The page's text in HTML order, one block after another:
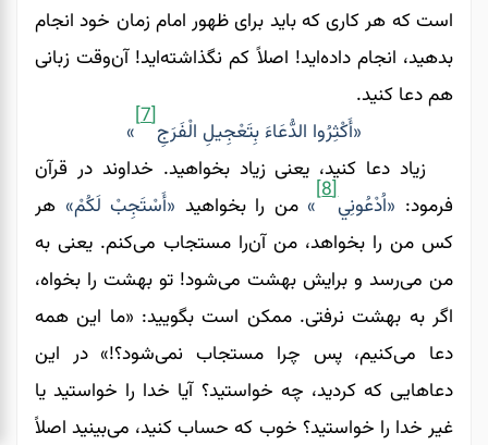
است که هر کاری که باید برای ظهور امام زمان خود انجام
بدهید، انجام داده‌اید! اصلاً کم نگذاشته‌اید! آن‌وقت زبانی
هم دعا کنید.
«أَكْثِرُوا الدُّعَاءَ بِتَعْجِيلِ الْفَرَجِ
[7]
»
زیاد دعا کنید، یعنی زیاد بخواهید. خداوند در قرآن
فرمود: «اُدْعُونِي
[8]
»من را بخواهید «أَسْتَجِبْ لَكُمْ» هر
کس من را بخواهد، من آن‌را مستجاب می‌کنم. یعنی به
من می‌رسد و برایش بهشت می‌‌‌‌‌‌شود! تو بهشت را بخواه،
اگر به بهشت نرفتی. ممکن است بگویید: «ما این همه
دعا می‌‌‌‌‌‌کنیم، پس چرا مستجاب نمی‌شود؟!» در این
دعاهایی که کردید، چه خواستید؟ آیا خدا را خواستید یا
غیر خدا را خواستید؟ خوب که حساب کنید، می‌بینید اصلاً